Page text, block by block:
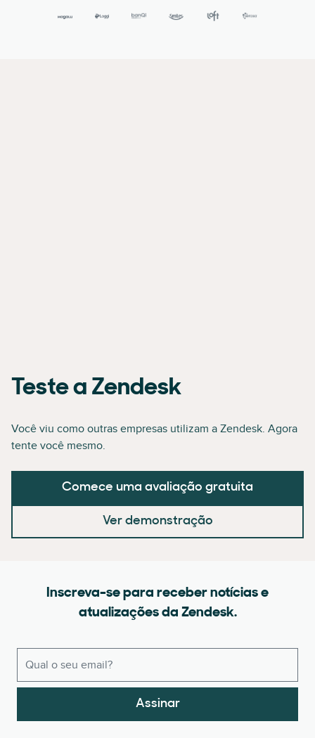
Teste a Zendesk
Você viu como outras empresas utilizam a Zendesk. Agora
tente você mesmo.
Comece uma avaliação gratuita
Ver demonstração
Inscreva-se para receber notícias e
atualizações da Zendesk.
Assinar